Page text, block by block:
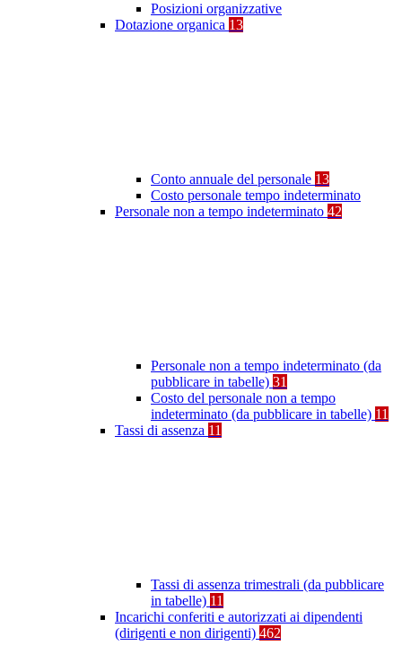
Posizioni organizzative
Dotazione organica 13
Conto annuale del personale 13
Costo personale tempo indeterminato
Personale non a tempo indeterminato 42
Personale non a tempo indeterminato (da
pubblicare in tabelle) 31
Costo del personale non a tempo
indeterminato (da pubblicare in tabelle) 11
Tassi di assenza 11
Tassi di assenza trimestrali (da pubblicare
in tabelle) 11
Incarichi conferiti e autorizzati ai dipendenti
(dirigenti e non dirigenti) 462